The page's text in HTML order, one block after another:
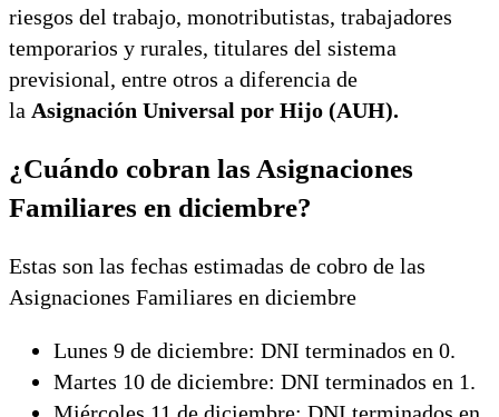
riesgos del trabajo, monotributistas, trabajadores
temporarios y rurales, titulares del sistema
previsional, entre otros a diferencia de
la Asignación Universal por Hijo (AUH).
¿Cuándo cobran las Asignaciones
Familiares en diciembre?
Estas son las fechas estimadas de cobro de las
Asignaciones Familiares en diciembre
Lunes 9 de diciembre: DNI terminados en 0.
Martes 10 de diciembre: DNI terminados en 1.